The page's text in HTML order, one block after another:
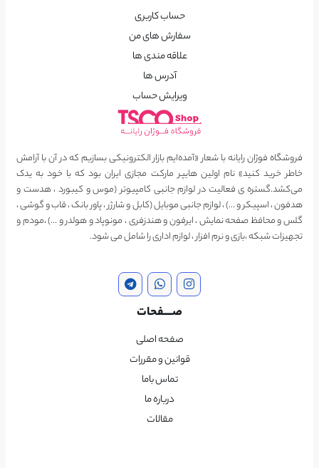
حساب کاربری
سفارش های من
علاقه مندی ها
آدرس ها
ویرایش حساب
فروشگاه فوژان رایانه با شعار «آمده‌ایم بازار الکترونیکی بسازیم که در آن با آرامش
خاطر خرید کنید» نام اولین هایپر مارکت مجازی ایران بود که با خود به یدک
می‌کشد.گستره ی فعالیت در لوازم جانبی کامپیوتر (موس و کیبورد ، هدست و
هدفون ، اسپیکر و …) ، لوازم جانبی موبایل (کابل و شارژر ، پاور بانک ، قاب و گوشی ،
گلس و محافظ صفحه نمایش ، ایرفون و هندزفری ، مونوپاد و هولدر و …) ،مودم و
تجهیزات شبکه ،بازی و نرم افزار ، لوازم اداری را شامل می شود.
صــــفحات
صفحه اصلی
قوانین و مقررات
تماس باما
درباره ما
مقالات